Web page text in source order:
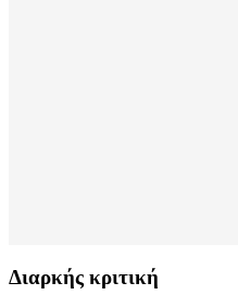
Διαρκής κριτική